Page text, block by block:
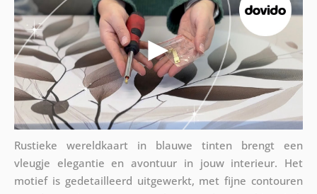
Rustieke wereldkaart in blauwe tinten brengt een
vleugje elegantie en avontuur in jouw interieur. Het
motief is gedetailleerd uitgewerkt, met fijne contouren